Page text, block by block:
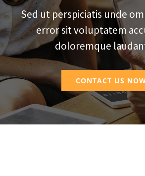
Sed ut perspiciatis unde
error sit voluptatem
doloremque
CONTACT US